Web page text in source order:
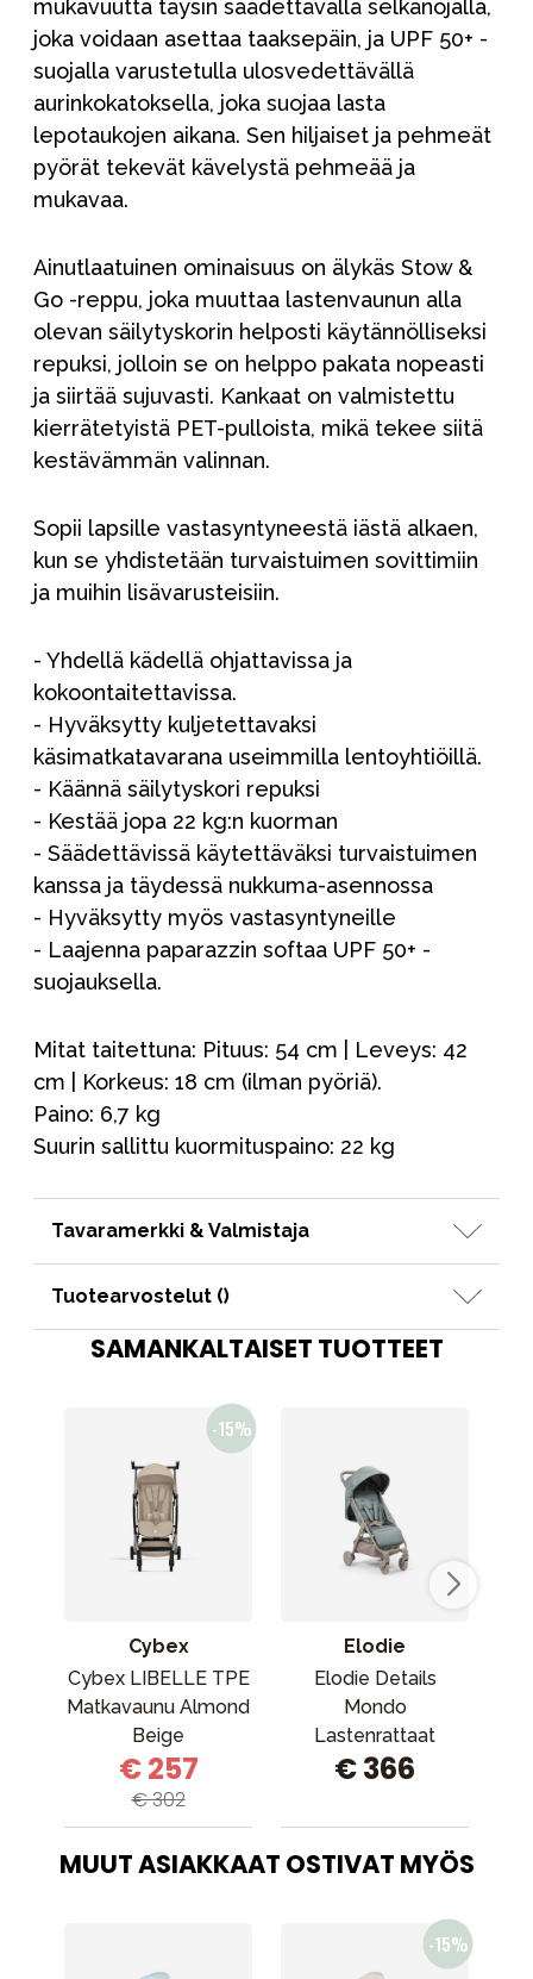
mukavuutta täysin säädettävällä selkänojalla,
joka voidaan asettaa taaksepäin, ja UPF 50+ -
suojalla varustetulla ulosvedettävällä
aurinkokatoksella, joka suojaa lasta
lepotaukojen aikana. Sen hiljaiset ja pehmeät
pyörät tekevät kävelystä pehmeää ja
mukavaa.
Ainutlaatuinen ominaisuus on älykäs Stow &
Go -reppu, joka muuttaa lastenvaunun alla
olevan säilytyskorin helposti käytännölliseksi
repuksi, jolloin se on helppo pakata nopeasti
ja siirtää sujuvasti. Kankaat on valmistettu
kierrätetyistä PET-pulloista, mikä tekee siitä
kestävämmän valinnan.
Sopii lapsille vastasyntyneestä iästä alkaen,
kun se yhdistetään turvaistuimen sovittimiin
ja muihin lisävarusteisiin.
- Yhdellä kädellä ohjattavissa ja
kokoontaitettavissa.
- Hyväksytty kuljetettavaksi
käsimatkatavarana useimmilla lentoyhtiöillä.
- Käännä säilytyskori repuksi
- Kestää jopa 22 kg:n kuorman
- Säädettävissä käytettäväksi turvaistuimen
kanssa ja täydessä nukkuma-asennossa
- Hyväksytty myös vastasyntyneille
- Laajenna paparazzin softaa UPF 50+ -
suojauksella.
Mitat taitettuna: Pituus: 54 cm | Leveys: 42
cm | Korkeus: 18 cm (ilman pyöriä).
Paino: 6,7 kg
Suurin sallittu kuormituspaino: 22 kg
Tavaramerkki & Valmistaja
Tuotearvostelut ()
SAMANKALTAISET TUOTTEET
Cybex
Cybex LIBELLE TPE
Matkavaunu Almond
Beige
€ 257
€ 302
Elodie
Elodie Details
Mondo
Lastenrattaat
Pebble Green
€ 366
MUUT ASIAKKAAT OSTIVAT MYÖS